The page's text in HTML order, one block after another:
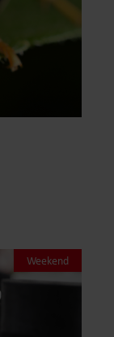
Weekend